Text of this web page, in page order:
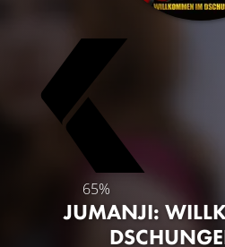
65%
JUMANJI: